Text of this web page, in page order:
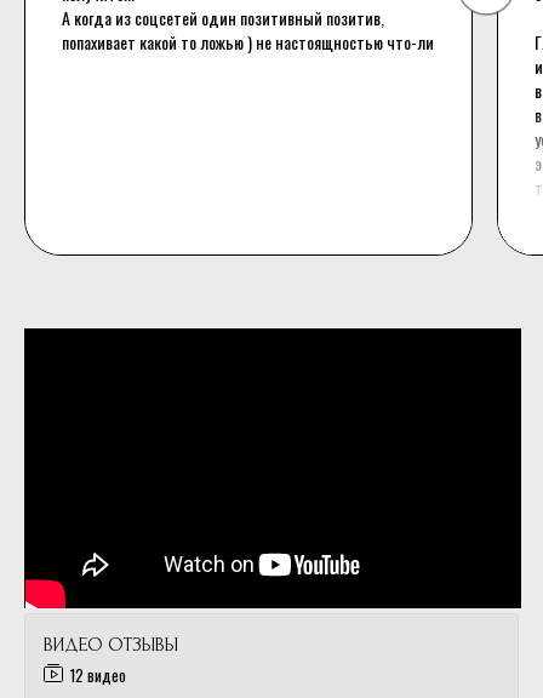
А когда из соцсетей один позитивный позитив,
попахивает какой то ложью ) не настоящностью что-ли
ВИДЕО ОТЗЫВЫ
12 видео